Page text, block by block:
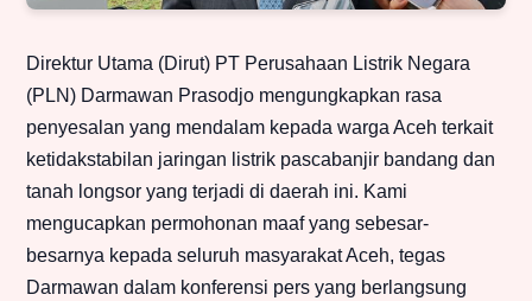
Direktur Utama (Dirut) PT Perusahaan Listrik Negara
(PLN) Darmawan Prasodjo mengungkapkan rasa
penyesalan yang mendalam kepada warga Aceh terkait
ketidakstabilan jaringan listrik pascabanjir bandang dan
tanah longsor yang terjadi di daerah ini. Kami
mengucapkan permohonan maaf yang sebesar-
besarnya kepada seluruh masyarakat Aceh, tegas
Darmawan dalam konferensi pers yang berlangsung